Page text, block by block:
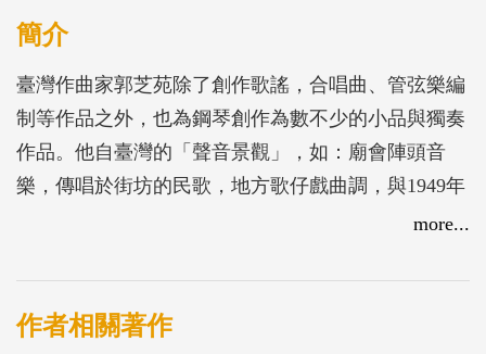
簡介
臺灣作曲家郭芝苑除了創作歌謠，合唱曲、管弦樂編
制等作品之外，也為鋼琴創作為數不少的小品與獨奏
作品。他自臺灣的「聲音景觀」，如：廟會陣頭音
樂，傳唱於街坊的民歌，地方歌仔戲曲調，與1949年
國民政府遷臺後帶入的中國民謠等處，汲取旋律素
學，以具東方色澤的調式音階為基底，創造與西方現
代聲響接軌的「非調性聲響」。他的鋼琴作品兼具民
more...
作者相關著作